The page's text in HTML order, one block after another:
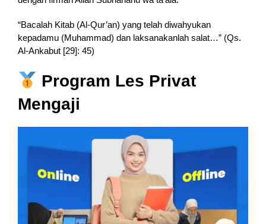
“Bacalah Kitab (Al-Qur’an) yang telah diwahyukan
kepadamu (Muhammad) dan laksanakanlah salat…” (Qs.
Al-Ankabut [29]: 45)
Program Les Privat
Mengaji